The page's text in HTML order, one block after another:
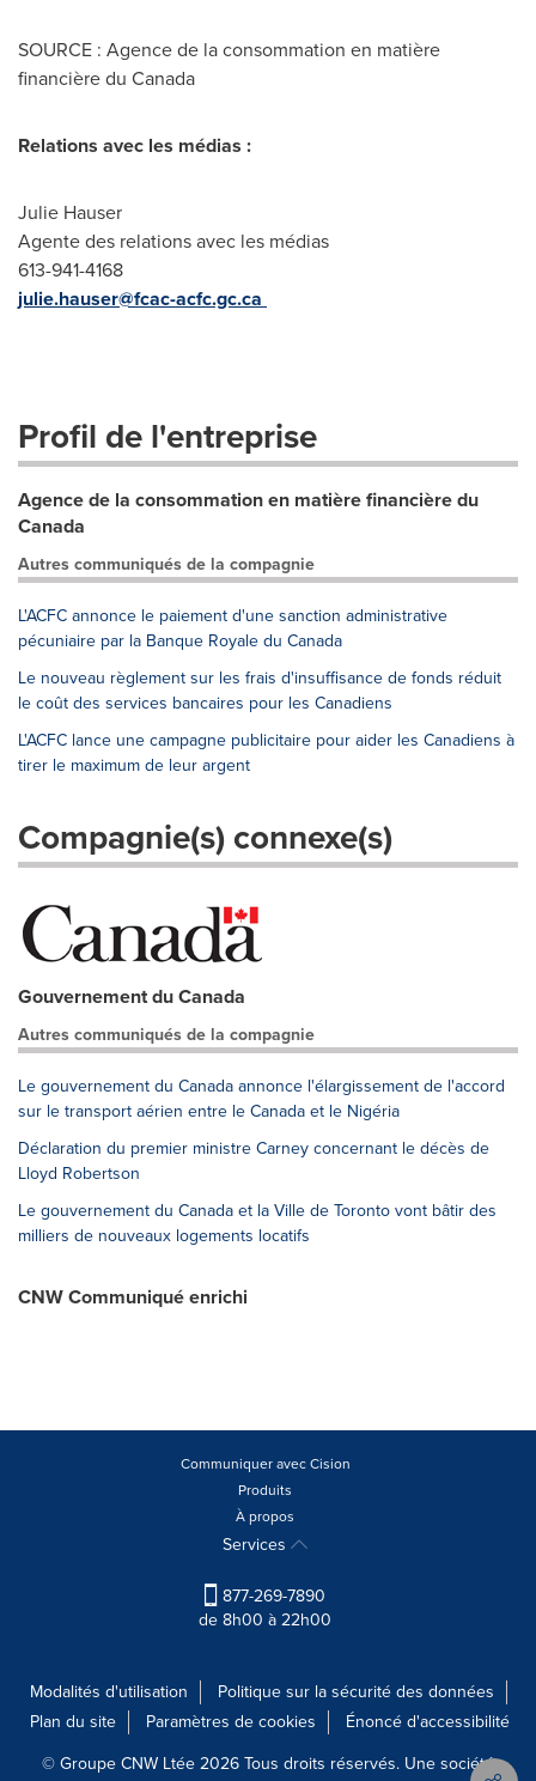
SOURCE : Agence de la consommation en matière
financière du Canada
Relations avec les médias :
Julie Hauser
Agente des relations avec les médias
613-941-4168
julie.hauser@fcac-acfc.gc.ca
Profil de l'entreprise
Agence de la consommation en matière financière du
Canada
Autres communiqués de la compagnie
L'ACFC annonce le paiement d'une sanction administrative
pécuniaire par la Banque Royale du Canada
Le nouveau règlement sur les frais d'insuffisance de fonds réduit
le coût des services bancaires pour les Canadiens
L'ACFC lance une campagne publicitaire pour aider les Canadiens à
tirer le maximum de leur argent
Compagnie(s) connexe(s)
Gouvernement du Canada
Autres communiqués de la compagnie
Le gouvernement du Canada annonce l'élargissement de l'accord
sur le transport aérien entre le Canada et le Nigéria
Déclaration du premier ministre Carney concernant le décès de
Lloyd Robertson
Le gouvernement du Canada et la Ville de Toronto vont bâtir des
milliers de nouveaux logements locatifs
CNW Communiqué enrichi
Communiquer avec Cision
Produits
À propos
Services
877-269-7890
de 8h00 à 22h00
Modalités d'utilisation
Politique sur la sécurité des données
Plan du site
Paramètres de cookies
Énoncé d'accessibilité
© Groupe CNW Ltée 2026 Tous droits réservés. Une société